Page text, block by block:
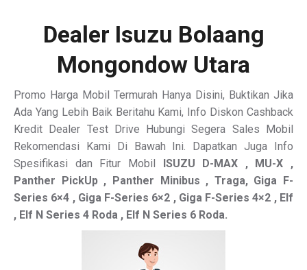
Dealer Isuzu Bolaang
Mongondow Utara
Promo Harga Mobil Termurah Hanya Disini, Buktikan Jika
Ada Yang Lebih Baik Beritahu Kami, Info Diskon Cashback
Kredit Dealer Test Drive Hubungi Segera Sales Mobil
Rekomendasi Kami Di Bawah Ini. Dapatkan Juga Info
Spesifikasi dan Fitur Mobil ISUZU D-MAX , MU-X ,
Panther PickUp , Panther Minibus , Traga, Giga F-
Series 6×4 , Giga F-Series 6×2 , Giga F-Series 4×2 , Elf
, Elf N Series 4 Roda , Elf N Series 6 Roda.